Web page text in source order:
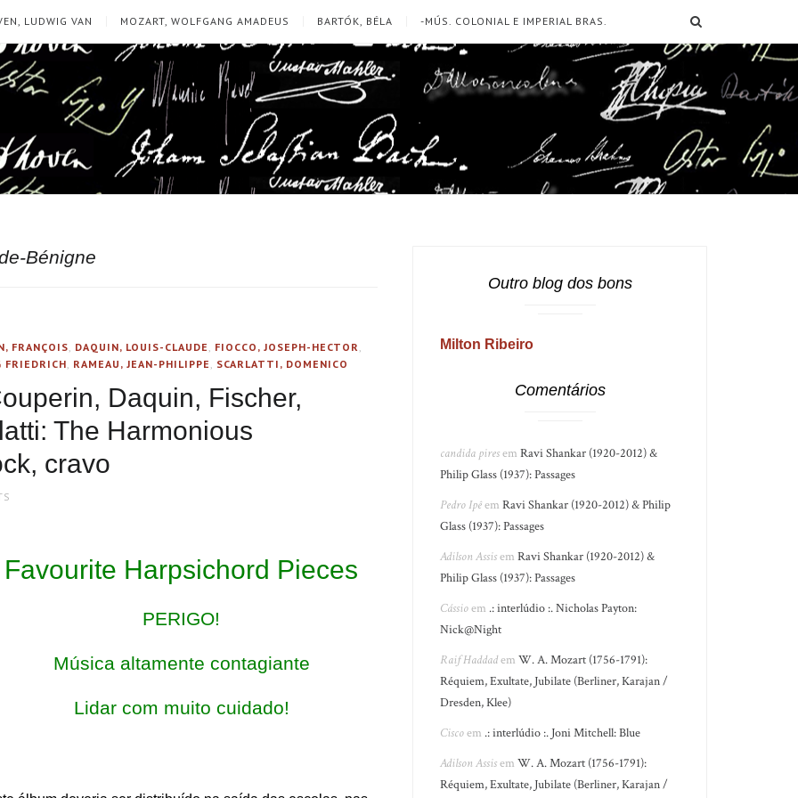
LUDWIG VAN MOZART, WOLFGANG AMADEUS BARTÓK, BÉLA -MÚS. COLONIAL E IMPERIAL BRAS.
Bénigne
FRANÇOIS DAQUIN, LOUIS-CLAUDE FIOCCO, JOSEPH-HECTOR
FRIEDRICH RAMEAU, JEAN-PHILIPPE SCARLATTI, DOMENICO
Daquin, Fischer,
The Harmonious
cravo
Favourite Harpsichord Pieces
PERIGO!
Música altamente contagiante
Lidar com muito cuidado!
Outro blog dos bons
Milton Ribeiro
Comentários
candida piresemRavi Shankar (1920-2012) &
Philip Glass (1937): Passages
Pedro IpêemRavi Shankar (1920-2012) & Philip
Glass (1937): Passages
Adilson AssisemRavi Shankar (1920-2012) &
Philip Glass (1937): Passages
Cássioem .: interlúdio :. Nicholas Payton:
Nick@Night
Raif HaddademW. A. Mozart (1756-1791):
Réquiem, Exultate, Jubilate (Berliner, Karajan /
Dresden, Klee)
Ciscoem .: interlúdio :. Joni Mitchell: Blue
Adilson AssisemW. A. Mozart (1756-1791):
Réquiem, Exultate, Jubilate (Berliner, Karajan /